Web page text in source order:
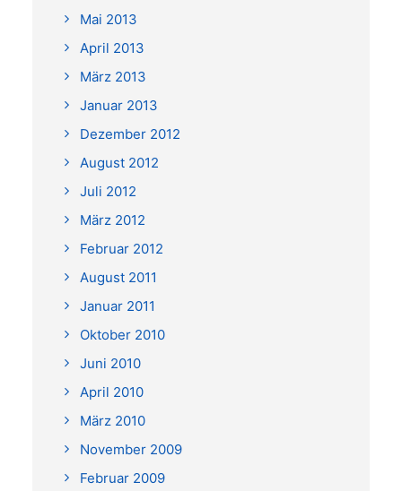
Mai 2013
April 2013
März 2013
Januar 2013
Dezember 2012
August 2012
Juli 2012
März 2012
Februar 2012
August 2011
Januar 2011
Oktober 2010
Juni 2010
April 2010
März 2010
November 2009
Februar 2009